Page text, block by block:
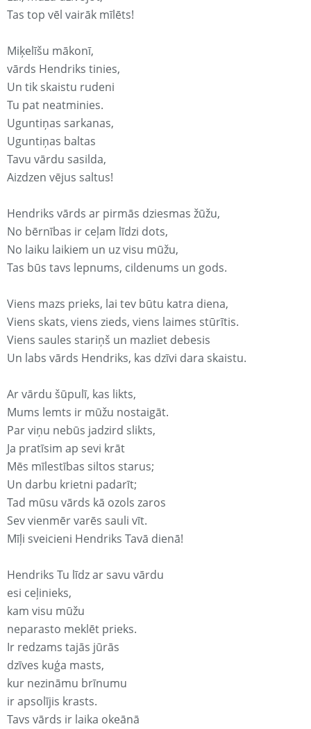
Tas top vēl vairāk mīlēts!
Miķelīšu mākonī,
vārds Hendriks tinies,
Un tik skaistu rudeni
Tu pat neatminies.
Uguntiņas sarkanas,
Uguntiņas baltas
Tavu vārdu sasilda,
Aizdzen vējus saltus!
Hendriks vārds ar pirmās dziesmas žūžu,
No bērnības ir ceļam līdzi dots,
No laiku laikiem un uz visu mūžu,
Tas būs tavs lepnums, cildenums un gods.
Viens mazs prieks, lai tev būtu katra diena,
Viens skats, viens zieds, viens laimes stūrītis.
Viens saules stariņš un mazliet debesis
Un labs vārds Hendriks, kas dzīvi dara skaistu.
Ar vārdu šūpulī, kas likts,
Mums lemts ir mūžu nostaigāt.
Par viņu nebūs jadzird slikts,
Ja pratīsim ap sevi krāt
Mēs mīlestības siltos starus;
Un darbu krietni padarīt;
Tad mūsu vārds kā ozols zaros
Sev vienmēr varēs sauli vīt.
Mīļi sveicieni Hendriks Tavā dienā!
Hendriks Tu līdz ar savu vārdu
esi ceļinieks,
kam visu mūžu
neparasto meklēt prieks.
Ir redzams tajās jūrās
dzīves kuģa masts,
kur nezināmu brīnumu
ir apsolījis krasts.
Tavs vārds ir laika okeānā